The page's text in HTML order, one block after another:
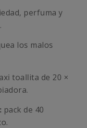
perfuma y
los malos
toallita de 20 ×
pack de 40